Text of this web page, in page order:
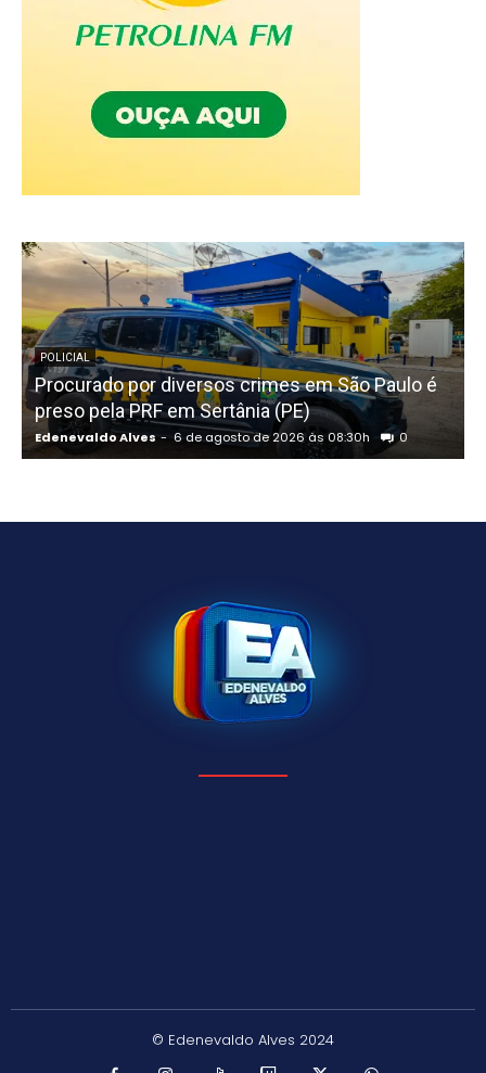
POLICIAL
Procurado por diversos crimes em São Paulo é
preso pela PRF em Sertânia (PE)
Edenevaldo Alves - 6 de agosto de 2026 às 08:30h 0
© Edenevaldo Alves 2024